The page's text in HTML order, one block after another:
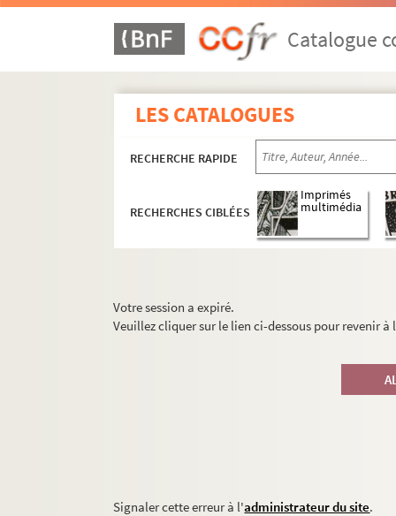
Catalogue
LES CATALOGUES
RECHERCHE RAPIDE
RECHERCHES CIBLÉES
Imprimés
multimédia
Votre session a expiré.
Veuillez cliquer sur le lien ci-dessous pour revenir
Signaler cette erreur à l'administrateur du site.